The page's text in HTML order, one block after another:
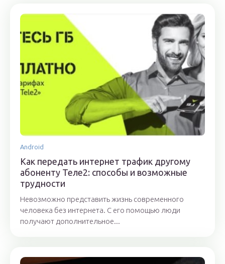
Android
Как передать интернет трафик другому
абоненту Теле2: способы и возможные
трудности
Невозможно представить жизнь современного
человека без интернета. С его помощью люди
получают дополнительное...